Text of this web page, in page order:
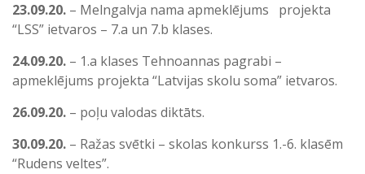
23.09.20. – Melngalvja nama apmeklējums projekta
“LSS” ietvaros – 7.a un 7.b klases.
24.09.20. – 1.a klases Tehnoannas pagrabi –
apmeklējums projekta “Latvijas skolu soma” ietvaros.
26.09.20. – poļu valodas diktāts.
30.09.20. – Ražas svētki – skolas konkurss 1.-6. klasēm
“Rudens veltes”.